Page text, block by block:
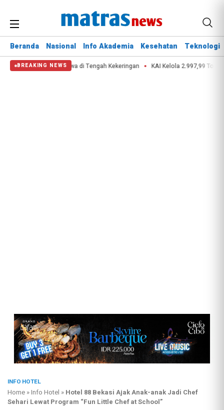
Beranda Nasional Info Akademia Kesehatan Teknologi
BREAKING NEWS
Selamatkan Nyawa di Tengah Kekeringan KAI Kelola 2.997,99 Ton
INFO HOTEL
Home »Info Hotel » Hotel 88 Bekasi Ajak Anak-anak Jadi Chef
Sehari Lewat Program “Fun Little Chef at School”